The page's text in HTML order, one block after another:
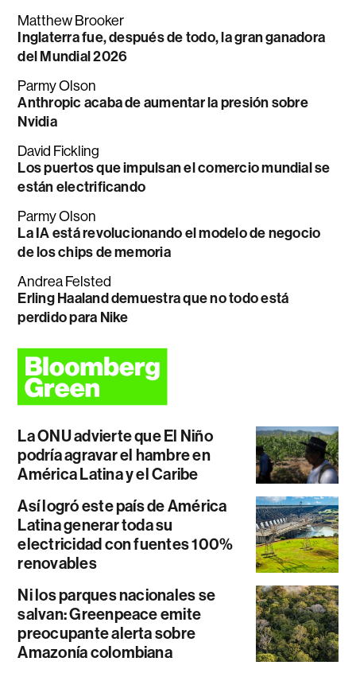
Matthew Brooker
Inglaterra fue, después de todo, la gran ganadora
del Mundial 2026
Parmy Olson
Anthropic acaba de aumentar la presión sobre
Nvidia
David Fickling
Los puertos que impulsan el comercio mundial se
están electrificando
Parmy Olson
La IA está revolucionando el modelo de negocio
de los chips de memoria
Andrea Felsted
Erling Haaland demuestra que no todo está
perdido para Nike
La ONU advierte que El Niño
podría agravar el hambre en
América Latina y el Caribe
Así logró este país de América
Latina generar toda su
electricidad con fuentes 100%
renovables
Ni los parques nacionales se
salvan: Greenpeace emite
preocupante alerta sobre
Amazonía colombiana